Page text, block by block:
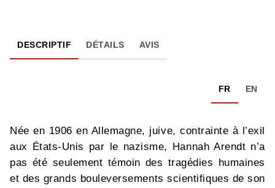
DESCRIPTIF DÉTAILS AVIS
FR EN
Née en 1906 en Allemagne, juive, contrainte à l’exil
aux États-Unis par le nazisme, Hannah Arendt n’a
pas été seulement témoin des tragédies humaines
et des grands bouleversements scientifiques de son